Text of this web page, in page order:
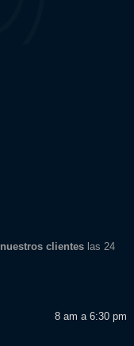
nuestros clienteslas 24
8 am a 6:30 pm